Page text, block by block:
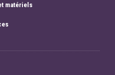
matériels